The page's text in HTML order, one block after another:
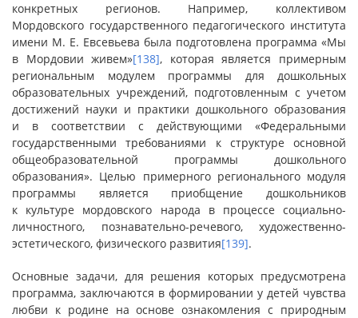
конкретных регионов. Например, коллективом
Мордовского государственного педагогического института
имени М. Е. Евсевьева была подготовлена программа «Мы
в Мордовии живем»[138], которая является примерным
региональным модулем программы для дошкольных
образовательных учреждений, подготовленным с учетом
достижений науки и практики дошкольного образования
и в соответствии с действующими «Федеральными
государственными требованиями к структуре основной
общеобразовательной программы дошкольного
образования». Целью примерного регионального модуля
программы является приобщение дошкольников
к культуре мордовского народа в процессе социально-
личностного, познавательно-речевого, художественно-
эстетического, физического развития[139].
Основные задачи, для решения которых предусмотрена
программа, заключаются в формировании у детей чувства
любви к родине на основе ознакомления с природным